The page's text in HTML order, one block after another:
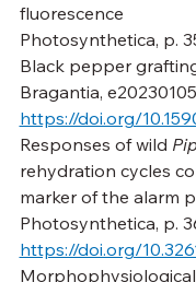
fluorescence
Photosynthetica, p.
Black pepper
Bragantia,
https://doi.org/
Responses of wild
rehydration cycles
marker of the alarm
Photosynthetica, p.
https://doi.org/